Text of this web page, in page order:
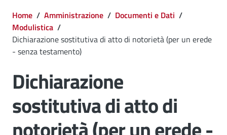
Briciole di pane
Home / Amministrazione / Documenti e Dati /
Modulistica /
Dichiarazione sostitutiva di atto di notorietà (per un erede
- senza testamento)
Dichiarazione
sostitutiva di atto di